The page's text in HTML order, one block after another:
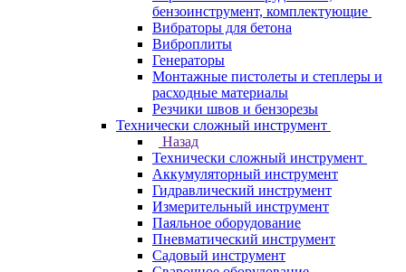
бензоинструмент, комплектующие
Вибраторы для бетона
Виброплиты
Генераторы
Монтажные пистолеты и степлеры и
расходные материалы
Резчики швов и бензорезы
Технически сложный инструмент
Назад
Технически сложный инструмент
Аккумуляторный инструмент
Гидравлический инструмент
Измерительный инструмент
Паяльное оборудование
Пневматический инструмент
Садовый инструмент